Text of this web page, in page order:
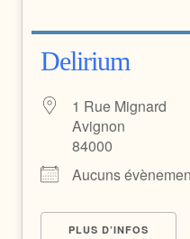
Delirium
1 Rue Mignard
Avignon
84000
Aucuns
PLUS D’INFOS